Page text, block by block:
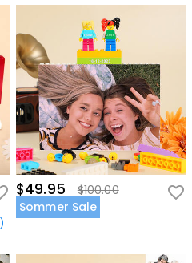
)
$49.95
$100.00
Sommer Sale